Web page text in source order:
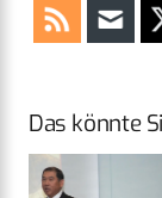
Das könnte